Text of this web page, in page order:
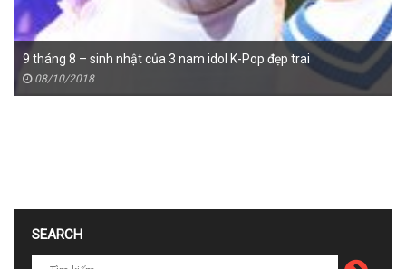
9 tháng 8 – sinh nhật của 3 nam idol K-Pop đẹp trai
08/10/2018
SEARCH